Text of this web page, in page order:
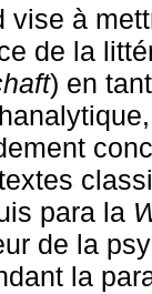
vise à
de la
) en
para la
de la
la